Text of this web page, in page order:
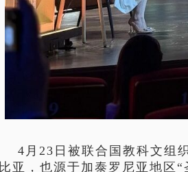
4月23日 被联合国教科文组
比亚，也源于加泰罗尼亚地区